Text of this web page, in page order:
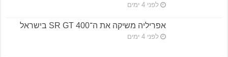
לפני 4 ימים
אפריליה משיקה את ה־SR GT 400 בישראל
לפני 4 ימים